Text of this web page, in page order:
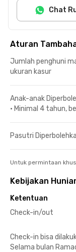
Chat
Aturan
Jumlah penghuni
ukuran kasur
Anak-anak
• Minimal 4 tahun,
Pasutri
Untuk permintaan
Kebijakan
Ketentuan
Check-in/out
Check-in bisa
Selama bulan